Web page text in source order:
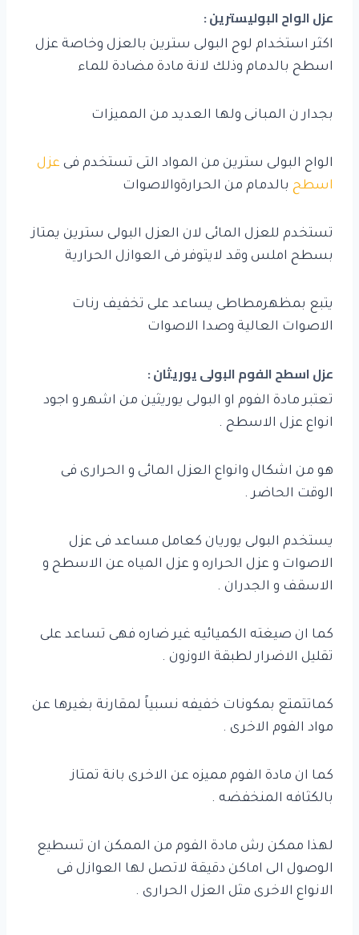
عزل الواح البوليسترين :
اكثر استخدام لوح البولى سترين بالعزل وخاصة عزل
اسطح بالدمام وذلك لانة مادة مضادة للماء
بجدار ن المبانى ولها العديد من المميزات
الواح البولى سترين من المواد التى تستخدم فى عزل
اسطح بالدمام من الحرارةوالاصوات
تستخدم للعزل المائى لان العزل البولى سترين يمتاز
بسطح املس وقد لايتوفر فى العوازل الحرارية
يتبع بمظهرمطاطى يساعد على تخفيف رنات
الاصوات العالية وصدا الاصوات
عزل اسطح الفوم البولى يوريثان :
تعتبر مادة الفوم او البولى يوريثين من اشهر و اجود
انواع عزل الاسطح .
هو من اشكال وانواع العزل المائى و الحرارى فى
الوقت الحاضر .
يستخدم البولى يوريان كعامل مساعد فى عزل
الاصوات و عزل الحراره و عزل المياه عن الاسطح و
الاسقف و الجدران .
كما ان صيغته الكميائيه غير ضاره فهى تساعد على
تقليل الاضرار لطبقة الاوزون .
كماتتمتع بمكونات خفيفه نسبياً لمقارنة بغيرها عن
مواد الفوم الاخرى .
كما ان مادة الفوم مميزه عن الاخرى بانة تمتاز
بالكثافه المنخفضه .
لهذا ممكن رش مادة الفوم من الممكن ان تسطيع
الوصول الى اماكن دقيقة لاتصل لها العوازل فى
الانواع الاخرى مثل العزل الحرارى .